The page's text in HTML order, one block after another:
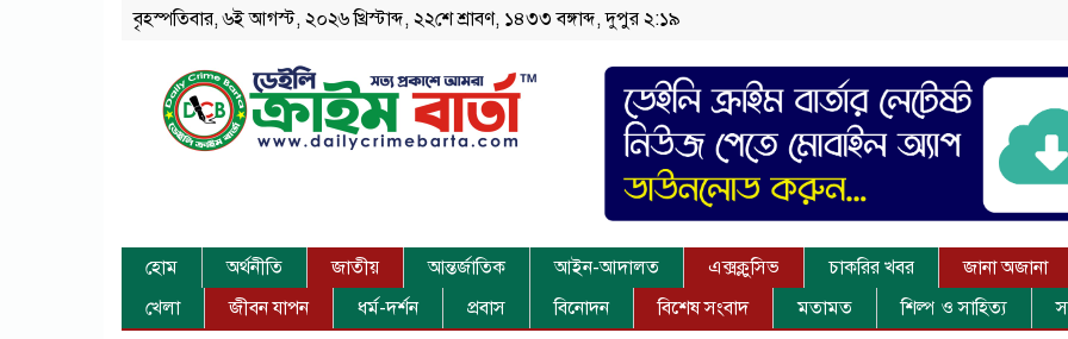
বৃহস্পতিবার, ৬ই আগস্ট, ২০২৬ খ্রিস্টাব্দ, ২২শে শ্রাবণ, ১৪৩৩ বঙ্গাব্দ, দুপুর ২:১৯
হোম অর্থনীতি জাতীয় আন্তর্জাতিক আইন-আদালত এক্সক্লুসিভ চাকরির খবর জানা অজানা
খেলা
জীবন যাপন ধর্ম-দর্শন প্রবাস বিনোদন বিশেষ সংবাদ মতামত শিল্প ও সাহিত্য